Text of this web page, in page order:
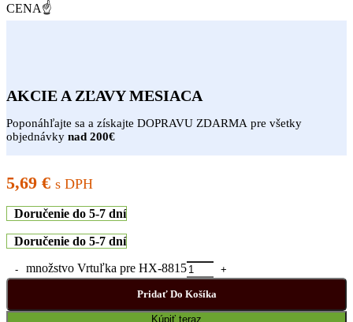
CENA☝
AKCIE A ZĽAVY MESIACA
Poponáhľajte sa a získajte DOPRAVU ZDARMA pre všetky
objednávky nad 200€
5,69 € s DPH
Doručenie do 5-7 dní
Doručenie do 5-7 dní
množstvo Vrtuľka pre HX-8815
Pridať Do Košíka
Kúpiť teraz